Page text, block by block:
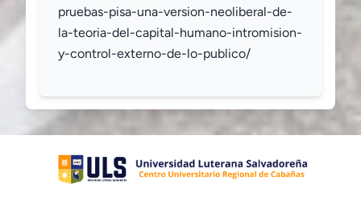
pruebas-pisa-una-version-neoliberal-de-
la-teoria-del-capital-humano-intromision-
y-control-externo-de-lo-publico/